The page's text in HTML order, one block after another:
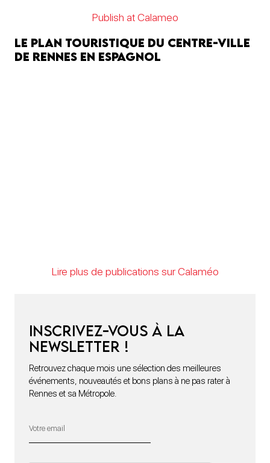
Publish at Calameo
Le plan touristique du centre-ville
de Rennes en espagnol
Lire plus de publications sur Calaméo
Inscrivez-vous à la
newsletter !
Retrouvez chaque mois une sélection des meilleures
événements, nouveautés et bons plans à ne pas rater à
Rennes et sa Métropole.